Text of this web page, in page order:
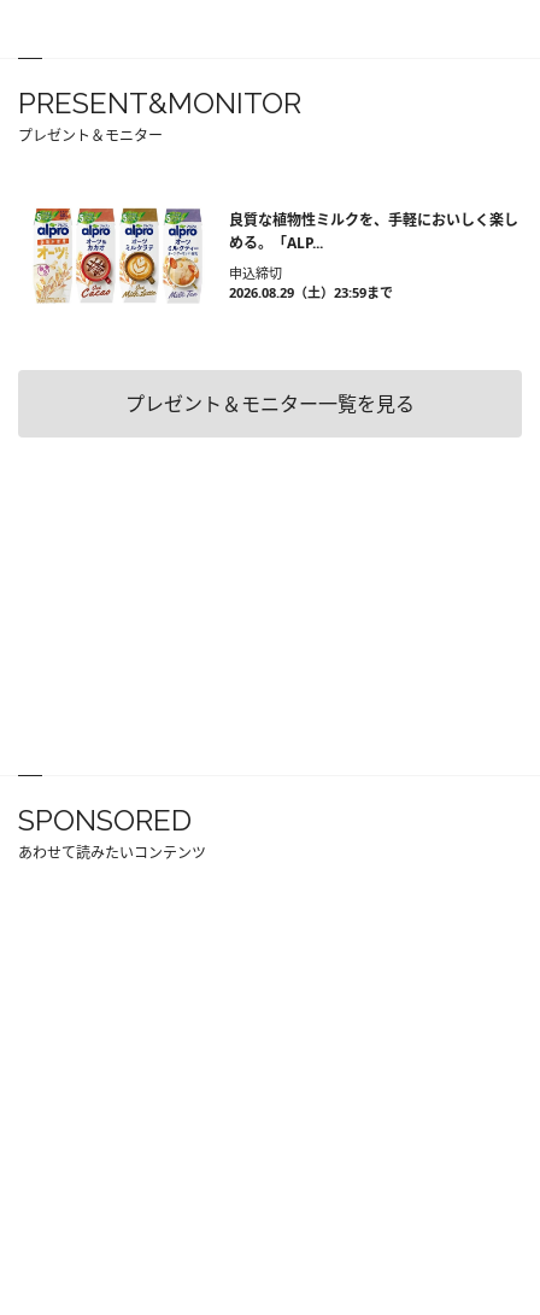
PRESENT&MONITOR
プレゼント＆モニター
良質な植物性ミルクを、手軽においしく楽し
める。「ALP...
申込締切
2026.08.29（土）23:59まで
プレゼント＆モニター一覧を見る
SPONSORED
あわせて読みたいコンテンツ